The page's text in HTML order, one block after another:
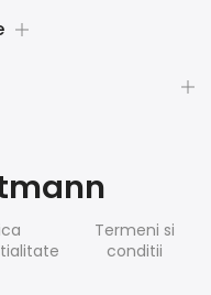
Termeni si
conditii